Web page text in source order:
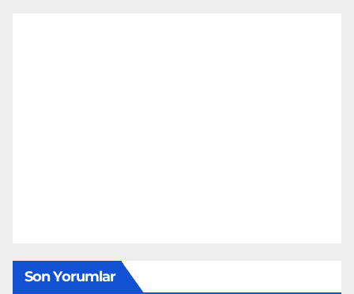
Son Yorumlar